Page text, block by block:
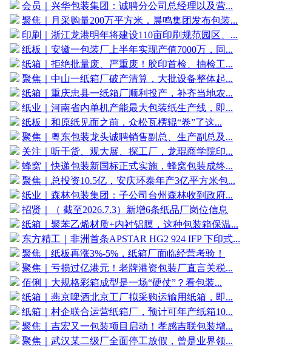
会员｜兴华包装集团：诚聘分公司总经理以及营...
聚焦｜月采购量200万平方米，晨鸣集团发布包装...
印刷｜浙江龙港明年将建设110亩印刷规范园区、...
纸板｜安徽一包装厂上半年实现产值7000万，同...
纸箱｜拒绝批量废、严重废！胶印首检、抽检工...
聚焦｜中山一纸箱厂破产清算，大批设备整体起...
纸箱｜重庆忠县一纸箱厂顺利投产，补齐当地农...
纸业｜河南省内单机产能最大包装纸生产线，即...
纸板｜和原纸见面之前，众松瓦楞辊“卷”了这...
聚焦｜粤东包装龙头诚聘销售副总、生产副总及...
关注｜听干货、观大展、探工厂，龙琨商学院印...
蜂窝｜快递包装新国标正式实施，蜂窝包装成终...
聚焦｜总投资10.5亿，安庆环泰年产3亿平方米包...
纸业｜森林包装集团：子公司台州森林收到政府...
招贤｜（ 截至2026.7.3）新增6条纸品厂岗位信息
纸箱｜聚苯乙烯材质+内衬铝膜，这种包装箱保温...
东方精工｜非洲首条APSTAR HG2 924 IFP 下印式...
聚焦｜纸板再涨3%-5%，纸箱厂面临经营考验！
聚焦｜亏损过亿港元！老牌港资包装厂直言关税...
佰俐｜大规格彩箱成型是一场“硬仗”？看包装...
纸箱｜燕京啤酒北京工厂拟采购运输用纸箱，即...
纸箱｜村企联合运营纸箱厂，预计可年产纸箱10...
聚焦｜吉宏又一包装项目启动！孝感吉联包装增...
聚焦｜武汉某二级厂全面停工放假，曾是业界领...